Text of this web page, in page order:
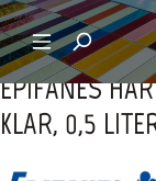
springen
Startseite
EPIFANES
KLAR, 0,5